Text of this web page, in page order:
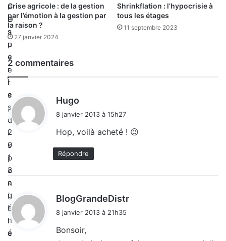
u
e
s
p
e
r
l
e
s
.
2
0
1
2
a
g
é
n
é
r
D
a
u
v
e
r
s
,
d
i
s
p
o
n
i
b
l
e
Crise agricole : de la gestion
par l’émotion à la gestion par
la raison ?
27 janvier 2024
Shrinkflation : l’hypocrisie à
tous les étages
11 septembre 2023
2 commentaires
Hugo
8 janvier 2013 à 15h27
Hop, voilà acheté ! 😉
Répondre
BlogGrandeDistr
8 janvier 2013 à 21h35
Bonsoir,